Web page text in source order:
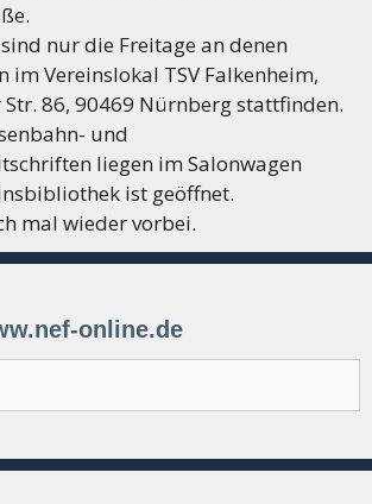
nur die Freitage an denen
im Vereinslokal TSV Falkenheim,
86, 90469 Nürnberg stattfinden.
und
liegen im Salonwagen
ist geöffnet.
mal wieder vorbei.
online.de